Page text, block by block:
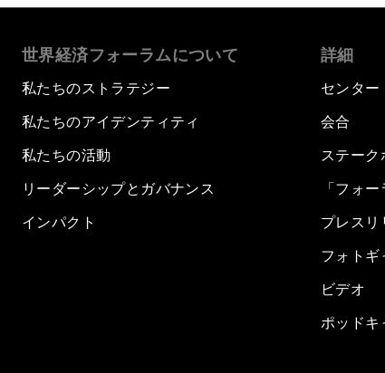
世界経済フォーラムについて
私たちのストラテジー
私たちのアイデンティティ
私たちの活動
リーダーシップとガバナンス
インパクト
詳細
センター
会合
ステーク
「フォ
プレスリ
フォトギ
ビデオ
ポッドキ